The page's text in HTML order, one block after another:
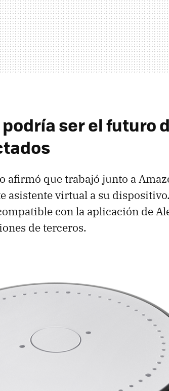
ser el futuro
afirmó que trabajó junto a
asistente virtual a su
con la aplicación de
de terceros.